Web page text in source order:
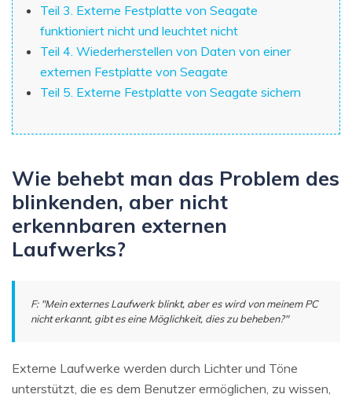
Teil 3. Externe Festplatte von Seagate
funktioniert nicht und leuchtet nicht
Teil 4. Wiederherstellen von Daten von einer
externen Festplatte von Seagate
Teil 5. Externe Festplatte von Seagate sichern
Wie behebt man das Problem des
blinkenden, aber nicht
erkennbaren externen
Laufwerks?
F: "Mein externes Laufwerk blinkt, aber es wird von meinem PC
nicht erkannt, gibt es eine Möglichkeit, dies zu beheben?"
Externe Laufwerke werden durch Lichter und Töne
unterstützt, die es dem Benutzer ermöglichen, zu wissen,